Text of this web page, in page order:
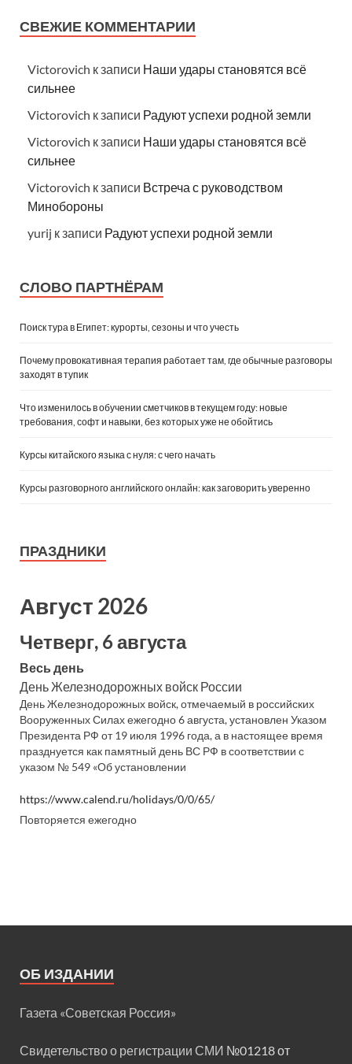
СВЕЖИЕ КОММЕНТАРИИ
Victorovich к записи Наши удары становятся всё
сильнее
Victorovich к записи Радуют успехи родной земли
Victorovich к записи Наши удары становятся всё
сильнее
Victorovich к записи Встреча с руководством
Минобороны
yurij к записи Радуют успехи родной земли
СЛОВО ПАРТНЁРАМ
Поиск тура в Египет: курорты, сезоны и что учесть
Почему провокативная терапия работает там, где обычные разговоры
заходят в тупик
Что изменилось в обучении сметчиков в текущем году: новые
требования, софт и навыки, без которых уже не обойтись
Курсы китайского языка с нуля: с чего начать
Курсы разговорного английского онлайн: как заговорить уверенно
ПРАЗДНИКИ
Август 2026
Четверг, 6 августа
Весь день
День Железнодорожных войск России
День Железнодорожных войск, отмечаемый в российских
Вооруженных Силах ежегодно 6 августа, установлен Указом
Президента РФ от 19 июля 1996 года, а в настоящее время
празднуется как памятный день ВС РФ в соответствии с
указом № 549 «Об установлении
https://www.calend.ru/holidays/0/0/65/
Повторяется ежегодно
ОБ ИЗДАНИИ
Газета «Советская Россия»
Свидетельство о регистрации СМИ №01218 от